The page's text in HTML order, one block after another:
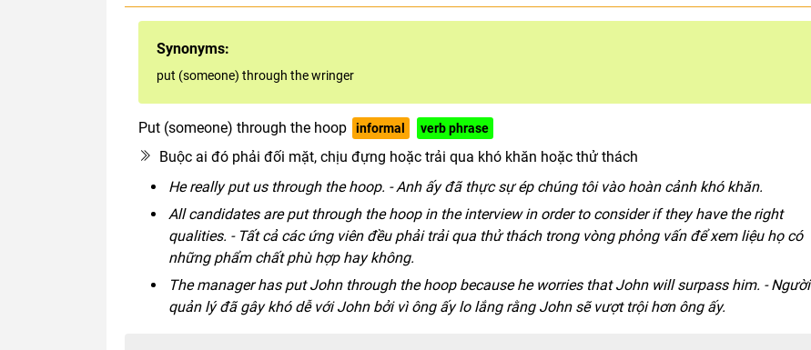
Synonyms:
put (someone) through the wringer
Put (someone) through the hoop informal verb phrase
Buộc ai đó phải đối mặt, chịu đựng hoặc trải qua khó khăn hoặc thử thách
He really put us through the hoop. - Anh ấy đã thực sự ép chúng tôi vào hoàn cảnh khó khăn.
All candidates are put through the hoop in the interview in order to consider if they have the right
qualities. - Tất cả các ứng viên đều phải trải qua thử thách trong vòng phỏng vấn để xem liệu họ có
những phẩm chất phù hợp hay không.
The manager has put John through the hoop because he worries that John will surpass him. - Người
quản lý đã gây khó dễ với John bởi vì ông ấy lo lắng rằng John sẽ vượt trội hơn ông ấy.